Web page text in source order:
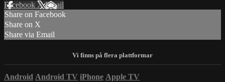
Facebook XEmail
Share on Facebook
Share on X
Share via Email
Android Android TV iPhone Apple TV